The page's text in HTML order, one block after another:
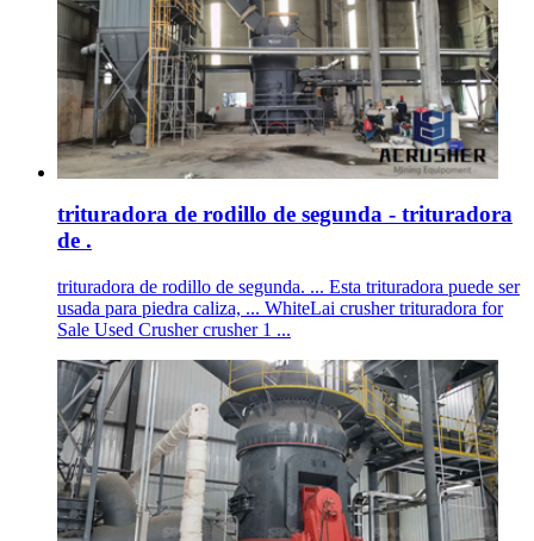
trituradora de rodillo de segunda - trituradora
de .
trituradora de rodillo de segunda. ... Esta trituradora puede ser
usada para piedra caliza, ... WhiteLai crusher trituradora for
Sale Used Crusher crusher 1 ...